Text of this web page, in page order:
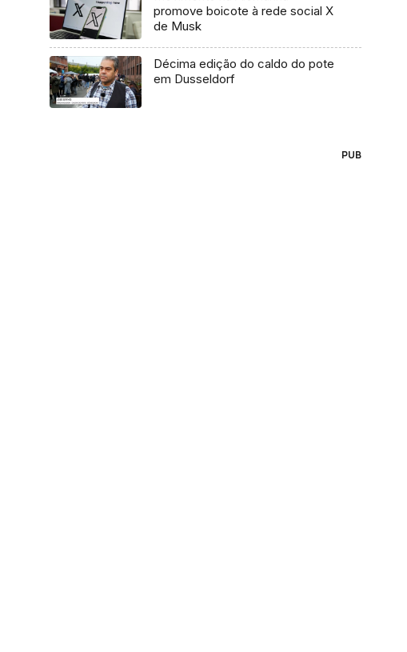
promove boicote à rede social X
de Musk
Décima edição do caldo do pote
em Dusseldorf
PUB